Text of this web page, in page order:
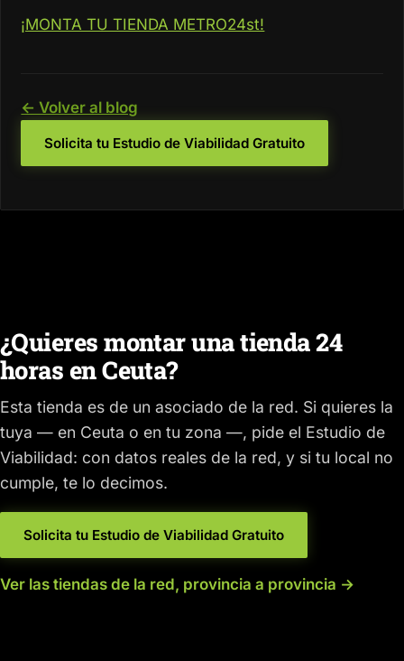
¡MONTA TU TIENDA METRO24st!
← Volver al blog
Solicita tu Estudio de Viabilidad Gratuito
¿Quieres montar una tienda 24
horas en Ceuta?
Esta tienda es de un asociado de la red. Si quieres la
tuya — en Ceuta o en tu zona —, pide el Estudio de
Viabilidad: con datos reales de la red, y si tu local no
cumple, te lo decimos.
Solicita tu Estudio de Viabilidad Gratuito
Ver las tiendas de la red, provincia a provincia →